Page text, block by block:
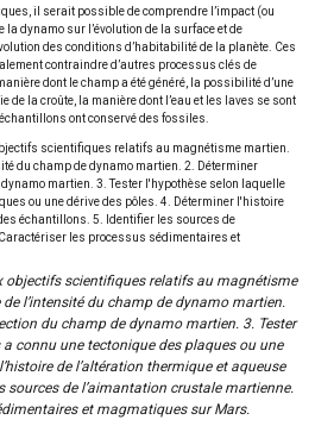
il serait possible de comprendre l’impact (ou
la dynamo sur l’évolution de la surface et de
des conditions d’habitabilité de la planète. Ces
contraindre d’autres processus clés de
dont le champ a été généré, la possibilité d’une
de la croûte, la manière dont l’eau et les laves se sont
ont conservé des fossiles.
objectifs scientifiques relatifs au magnétisme
l’intensité du champ de dynamo martien.
du champ de dynamo martien. 3. Tester
a connu une tectonique des plaques ou une
de l’altération thermique et aqueuse
sources de l’aimantation crustale martienne.
et magmatiques sur Mars.